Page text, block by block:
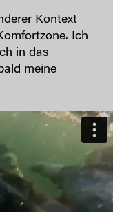
Kontext
Ich
in das
meine